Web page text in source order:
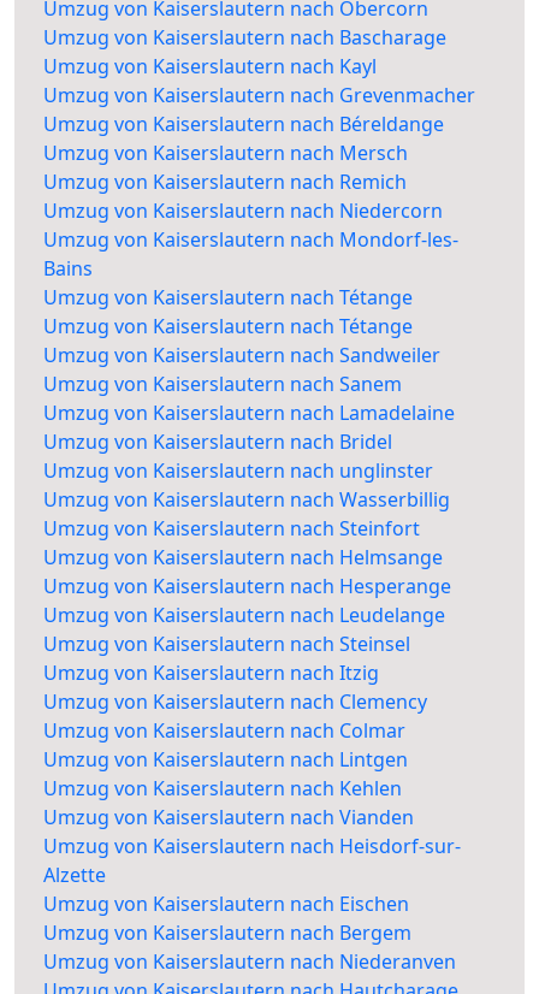
Umzug von Kaiserslautern nach Obercorn
Umzug von Kaiserslautern nach Bascharage
Umzug von Kaiserslautern nach Kayl
Umzug von Kaiserslautern nach Grevenmacher
Umzug von Kaiserslautern nach Béreldange
Umzug von Kaiserslautern nach Mersch
Umzug von Kaiserslautern nach Remich
Umzug von Kaiserslautern nach Niedercorn
Umzug von Kaiserslautern nach Mondorf-les-
Bains
Umzug von Kaiserslautern nach Tétange
Umzug von Kaiserslautern nach Tétange
Umzug von Kaiserslautern nach Sandweiler
Umzug von Kaiserslautern nach Sanem
Umzug von Kaiserslautern nach Lamadelaine
Umzug von Kaiserslautern nach Bridel
Umzug von Kaiserslautern nach unglinster
Umzug von Kaiserslautern nach Wasserbillig
Umzug von Kaiserslautern nach Steinfort
Umzug von Kaiserslautern nach Helmsange
Umzug von Kaiserslautern nach Hesperange
Umzug von Kaiserslautern nach Leudelange
Umzug von Kaiserslautern nach Steinsel
Umzug von Kaiserslautern nach Itzig
Umzug von Kaiserslautern nach Clemency
Umzug von Kaiserslautern nach Colmar
Umzug von Kaiserslautern nach Lintgen
Umzug von Kaiserslautern nach Kehlen
Umzug von Kaiserslautern nach Vianden
Umzug von Kaiserslautern nach Heisdorf-sur-
Alzette
Umzug von Kaiserslautern nach Eischen
Umzug von Kaiserslautern nach Bergem
Umzug von Kaiserslautern nach Niederanven